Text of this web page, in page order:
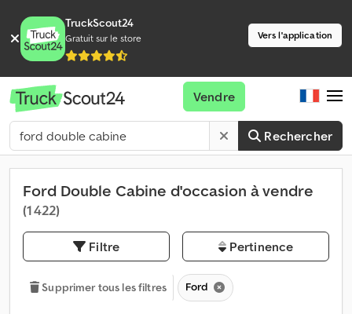
TruckScout24
Gratuit sur le store Vers l'application
Rechercher
Vendre
Ford Double Cabine d'occasion à vendre
(1 422)
Filtre Pertinence
Supprimer tous les filtres Ford